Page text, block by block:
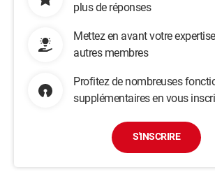
plus de réponses
Mettez en avant votre
autres membres
Profitez de nombreuses
supplémentaires en vous
S'INSCRIRE